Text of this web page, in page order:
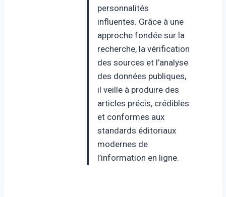
personnalités
influentes. Grâce à une
approche fondée sur la
recherche, la vérification
des sources et l’analyse
des données publiques,
il veille à produire des
articles précis, crédibles
et conformes aux
standards éditoriaux
modernes de
l’information en ligne.